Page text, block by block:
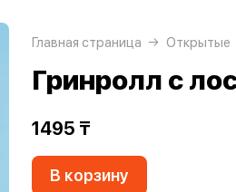
Главная страница Открытые
Гринролл с
1495 ₸
В корзину